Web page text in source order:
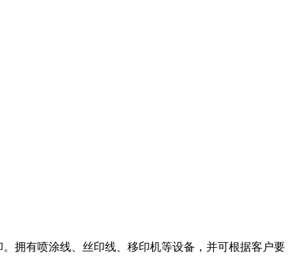
拥有喷涂线、丝印线、移印机等设备，并可根据客户要